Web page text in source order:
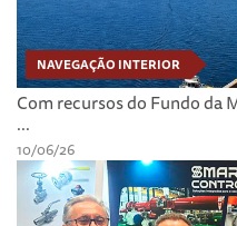
NAVEGAÇÃO INTERIOR
Com recursos do Fundo da
...
10/06/26